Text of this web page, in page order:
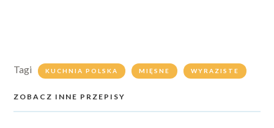
Tagi KUCHNIA POLSKA MIĘSNE WYRAZISTE
ZOBACZ INNE PRZEPISY